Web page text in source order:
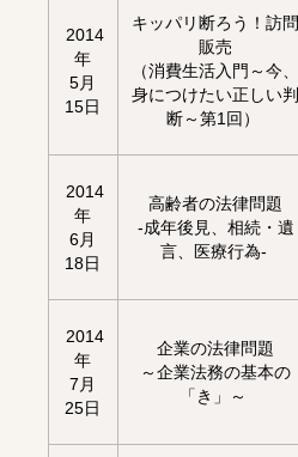
2014
年
5月
15日
キッパリ断ろう！訪問
販売
（消費生活入門～今、
身につけたい正しい判
断～第1回）
2014
年
6月
18日
高齢者の法律問題
-成年後見、相続・遺
言、医療行為-
2014
年
7月
25日
企業の法律問題
～企業法務の基本の
「き」～